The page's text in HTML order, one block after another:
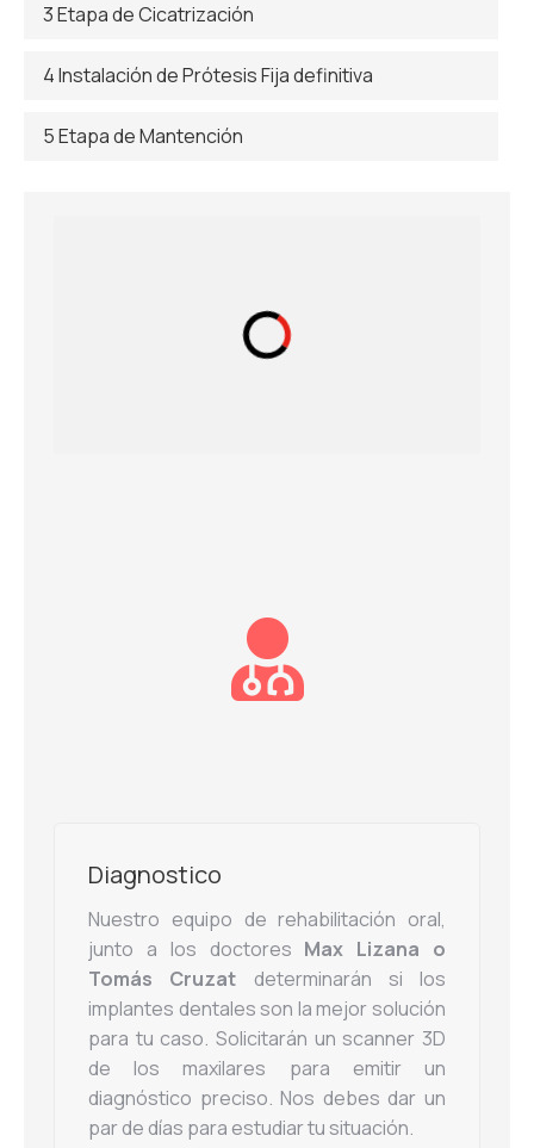
3 Etapa de Cicatrización
4 Instalación de Prótesis Fija definitiva
5 Etapa de Mantención
Diagnostico
Nuestro equipo de rehabilitación oral,
junto a los doctores Max Lizana o
Tomás Cruzat determinarán si los
implantes dentales son la mejor solución
para tu caso. Solicitarán un scanner 3D
de los maxilares para emitir un
diagnóstico preciso. Nos debes dar un
par de días para estudiar tu situación.